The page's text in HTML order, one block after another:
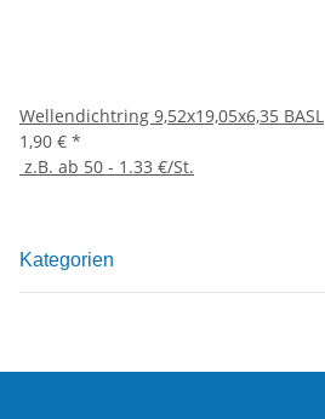
Wellendichtring 9,52x19,05x6,35 BASL
1,90 € *
z.B. ab 50 - 1.33 €/St.
Kategorien